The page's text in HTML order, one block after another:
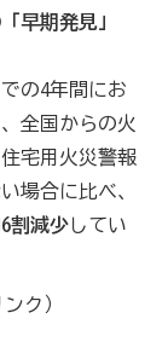
早期発見」
の4年間にお
全国からの火
宅用火災警報
場合に比べ、
割減少してい
ク）